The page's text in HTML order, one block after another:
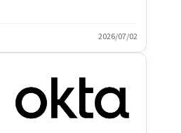
2026/07/02